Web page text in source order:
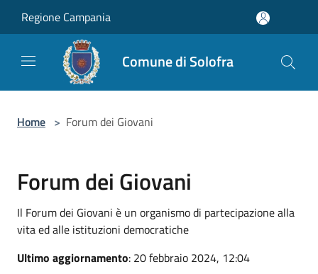
Regione Campania
Comune di Solofra
Home > Forum dei Giovani
Forum dei Giovani
Il Forum dei Giovani è un organismo di partecipazione alla
vita ed alle istituzioni democratiche
Ultimo aggiornamento: 20 febbraio 2024, 12:04